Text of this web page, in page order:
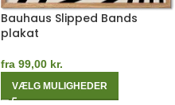
Bauhaus Slipped Bands
plakat
fra 99,00 kr.
VÆLG MULIGHEDER